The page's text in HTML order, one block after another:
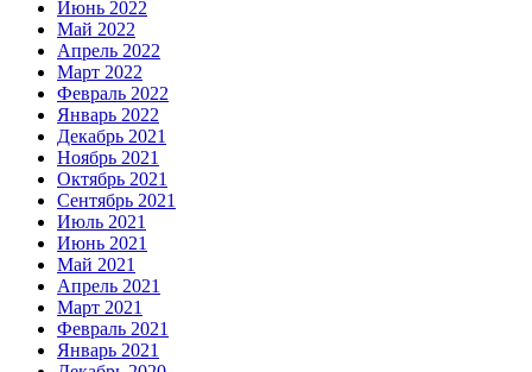
Июнь 2022
Май 2022
Апрель 2022
Март 2022
Февраль 2022
Январь 2022
Декабрь 2021
Ноябрь 2021
Октябрь 2021
Сентябрь 2021
Июль 2021
Июнь 2021
Май 2021
Апрель 2021
Март 2021
Февраль 2021
Январь 2021